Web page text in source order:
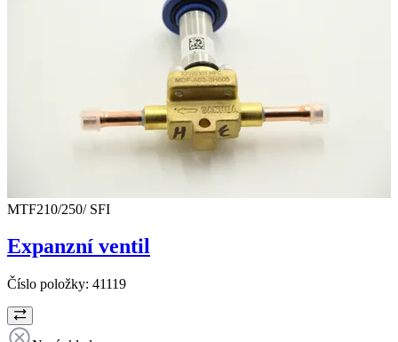
MTF210/250/ SFI
Expanzní ventil
Číslo položky: 41119